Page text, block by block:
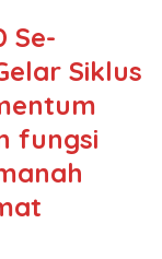
Se-
Siklus
fungsi